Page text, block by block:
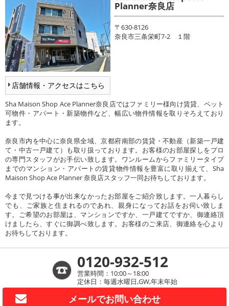
店舗情報・アクセスはこちら
Planner奈良店
〒630-8126
奈良市三条栄町7-2 １階
Sha Maison Shop Ace Planner奈良店ではファミリー様向け賃貸、ペット
可物件・アパート・新築物件など、幅広い物件情報を取りそろえており
ます。
奈良市内を中心に奈良県全域、京都府南部の賃貸・不動産（新築一戸建
て・中古一戸建て）も取り扱っております。お客様のお部屋探しをプロ
の専門スタッフがお手伝い致します。ワンルームからファミリータイプ
までのマンション・アパートの賃貸物件情報を豊富に取り揃えて、Sha
Maison Shop Ace Planner 奈良店スタッフ一同お待ちしております。
今まで見つける事が出来なかったお部屋をご紹介致します。一人暮らし
でも、ご家族と住まれるのであれ、親身になってお話をお伺い致しま
す。ご希望のお部屋は、マンションですか、一戸建てですか、御連絡頂
けましたら、すぐに御調べ致します。お客様のご来店、御連絡を心より
お待ちしております。
0120-932-512
営業時間：10:00～18:00
定休日：毎週水曜日,GW,年末年始
メールでお問い合わせ